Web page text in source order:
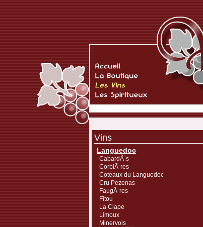
Vins
Languedoc
CabardÃ¨s
CorbiÃ¨res
Coteaux du Languedoc
Cru Pezenas
FaugÃ¨res
Fitou
La Clape
Limoux
Minervois